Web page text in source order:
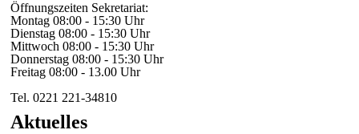
Öffnungszeiten Sekretariat:
Montag 08:00 - 15:30 Uhr
Dienstag 08:00 - 15:30 Uhr
Mittwoch 08:00 - 15:30 Uhr
Donnerstag 08:00 - 15:30 Uhr
Freitag 08:00 - 13.00 Uhr
Tel. 0221 221-34810
Aktuelles